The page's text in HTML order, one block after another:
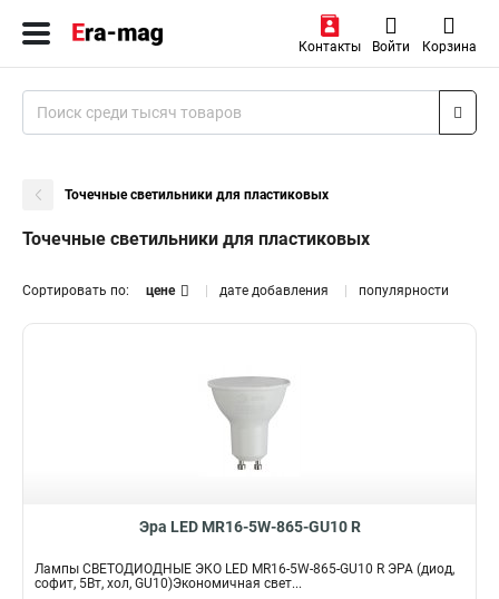
Контакты Войти Корзина
Точечные светильники для пластиковых
Точечные светильники для пластиковых
Сортировать по: цене дате добавления популярности
Эра LED MR16-5W-865-GU10 R
Лампы СВЕТОДИОДНЫЕ ЭКО LED MR16-5W-865-GU10 R ЭРА (диод,
софит, 5Вт, хол, GU10)Экономичная свет...